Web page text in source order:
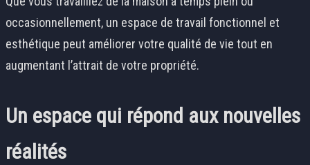
occasionnellement, un espace de travail fonctionnel et
esthétique peut améliorer votre qualité de vie tout en
augmentant l’attrait de votre propriété.
Un espace qui répond aux nouvelles
réalités